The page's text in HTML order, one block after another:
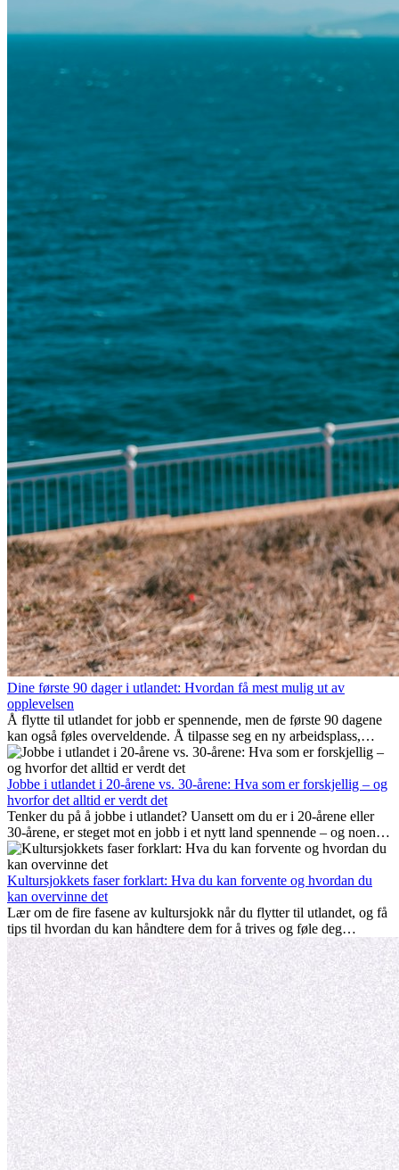
Dine første 90 dager i utlandet: Hvordan få mest mulig ut av
opplevelsen
Å flytte til utlandet for jobb er spennende, men de første 90 dagene
kan også føles overveldende. Å tilpasse seg en ny arbeidsplass,
bygge et sosialt liv, forstå lokal kultur og håndtere hjemlengsel er
alle deler av prosessen. Denne guiden for expats viser deg hvordan
du kan få mest mulig ut av de første månedene i utlandet, og sikre
både profesjonell suksess og personlig vekst.
Jobbe i utlandet i 20-årene vs. 30-årene: Hva som er forskjellig – og
hvorfor det alltid er verdt det
Tenker du på å jobbe i utlandet? Uansett om du er i 20-årene eller
30-årene, er steget mot en jobb i et nytt land spennende – og noen
ganger utfordrende. Mange lurer på om alder spiller en rolle.
Sannheten er at internasjonal erfaring alltid lønner seg. Den kan gi
karrieren et løft, fremme personlig vekst og gi verdifulle kulturelle
innblikk som kan forandre livet ditt.
Kultursjokkets faser forklart: Hva du kan forvente og hvordan du
kan overvinne det
Lær om de fire fasene av kultursjokk når du flytter til utlandet, og få
tips til hvordan du kan håndtere dem for å trives og føle deg
hjemme.